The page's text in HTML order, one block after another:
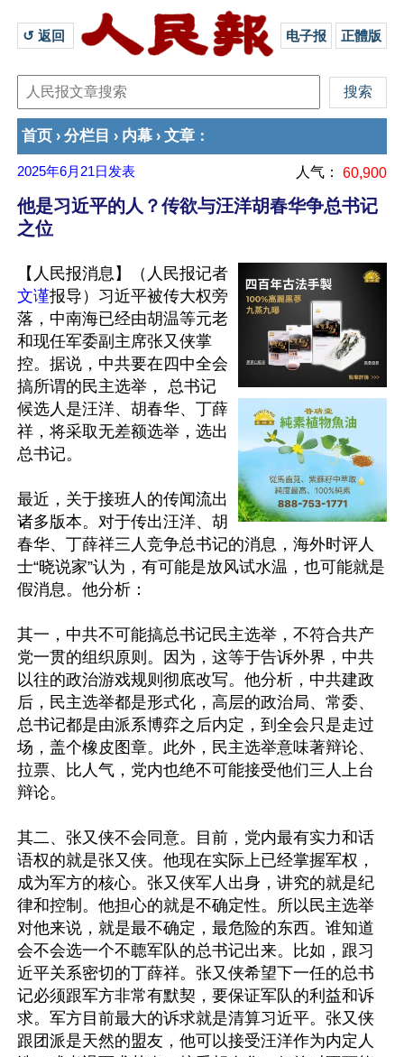
↺ 返回 电子报 正體版
首页 › 分栏目 › 内幕 › 文章 ：
2025年6月21日 发表 人气： 60,900
他是习近平的人？传欲与汪洋胡春华争总书记
之位
【人民报消息】（人民报记者
文谨报导）习近平被传大权旁
落，中南海已经由胡温等元老
和现任军委副主席张又侠掌
控。据说，中共要在四中全会
搞所谓的民主选举， 总书记
候选人是汪洋、胡春华、丁薛
祥，将采取无差额选举，选出
总书记。
最近，关于接班人的传闻流出
诸多版本。对于传出汪洋、胡
春华、丁薛祥三人竞争总书记的消息，海外时评人
士“晓说家”认为，有可能是放风试水温，也可能就是
假消息。他分析：
其一，中共不可能搞总书记民主选举，不符合共产
党一贯的组织原则。因为，这等于告诉外界，中共
以往的政治游戏规则彻底改写。他分析，中共建政
后，民主选举都是形式化，高层的政治局、常委、
总书记都是由派系博弈之后内定，到全会只是走过
场，盖个橡皮图章。此外，民主选举意味著辩论、
拉票、比人气，党内也绝不可能接受他们三人上台
辩论。
其二、张又侠不会同意。目前，党内最有实力和话
语权的就是张又侠。他现在实际上已经掌握军权，
成为军方的核心。张又侠军人出身，讲究的就是纪
律和控制。他担心的就是不确定性。所以民主选举
对他来说，就是最不确定，最危险的东西。谁知道
会不会选一个不聼军队的总书记出来。比如，跟习
近平关系密切的丁薛祥。张又侠希望下一任的总书
记必须跟军方非常有默契，要保证军队的利益和诉
求。军方目前最大的诉求就是清算习近平。张又侠
跟团派是天然的盟友，他可以接受汪洋作为内定人